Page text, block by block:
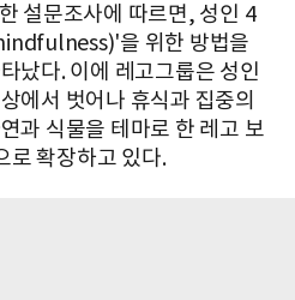
설문조사에 따르면, 성인 4
을 위한 방법을
났다. 이에 레고그룹은 성인
에서 벗어나 휴식과 집중의
과 식물을 테마로 한 레고 보
로 확장하고 있다.